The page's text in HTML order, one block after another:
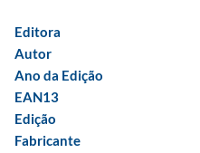
Editora
Autor
Ano da Edição
EAN13
Edição
Fabricante